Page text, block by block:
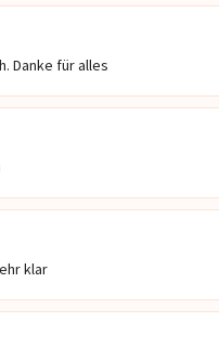
Danke für alles
klar